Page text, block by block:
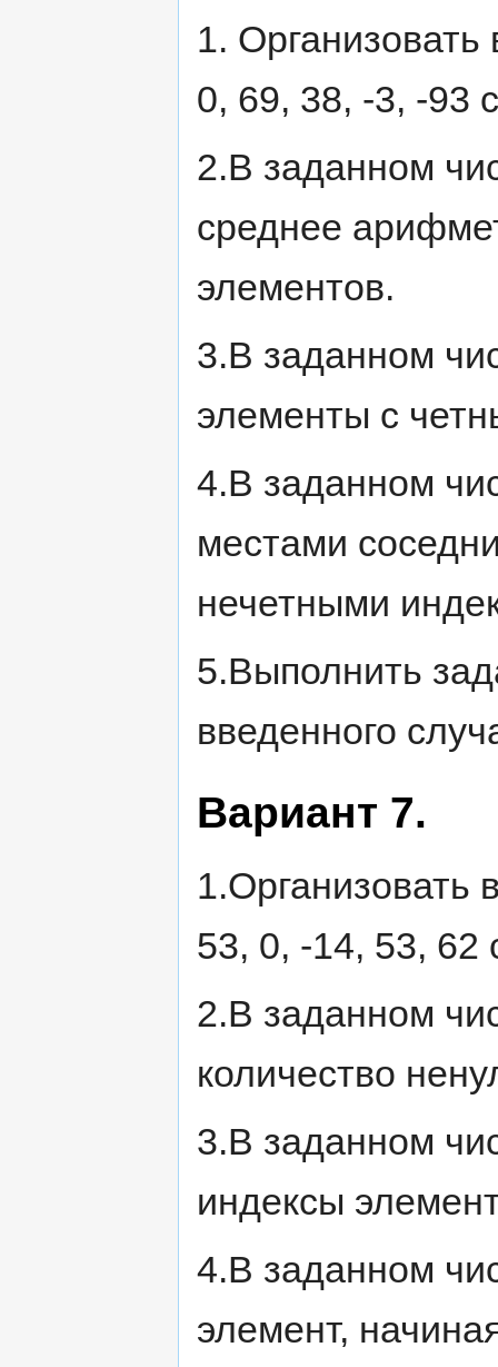
1.
0, 69, 38, -3, -93
2.В заданном
среднее
элементов.
3.В заданном
элементы с
4.В заданном
местами
нечетными
5.Выполнить
введенного
Вариант 7.
1.Организовать
53, 0, -14, 53, 62
2.В заданном
количество
3.В заданном
индексы
4.В заданном
элемент,